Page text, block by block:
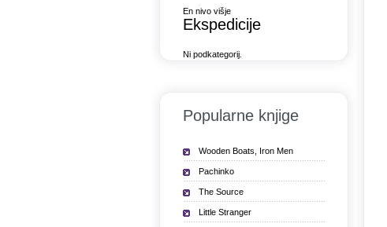
En nivo višje
Ekspedicije
Ni podkategorij.
Popularne knjige
Wooden Boats, Iron Men
Pachinko
The Source
Little Stranger